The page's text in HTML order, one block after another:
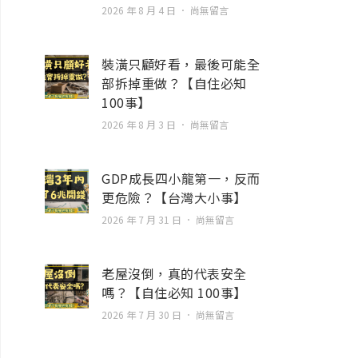
2026 年 8 月 4 日 尚無留言
裝潢只顧好看，最後可能全
部拆掉重做？【自住必知
100事】
2026 年 8 月 3 日 尚無留言
GDP成長四小龍第一，反而
更危險？【台灣大小事】
2026 年 7 月 31 日 尚無留言
老屋沒倒，真的代表安全
嗎？【自住必知 100事】
2026 年 7 月 30 日 尚無留言